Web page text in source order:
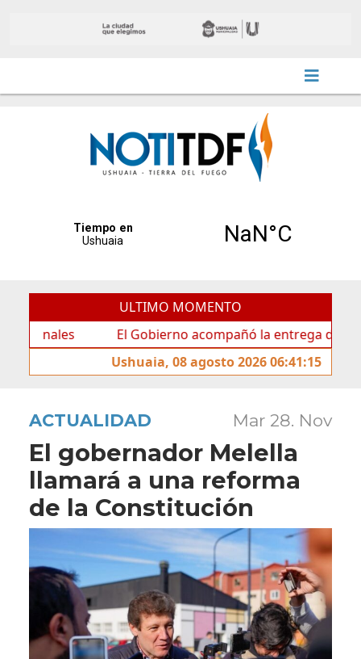
ULTIMO MOMENTO
El Gobierno acompañó la entrega de nueva
Ushuaia, 08 agosto 2026 06:41:15
ACTUALIDAD Mar 28. Nov
El gobernador Melella
llamará a una reforma
de la Constitución